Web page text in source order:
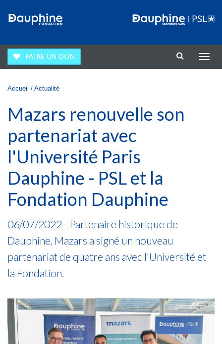
FAIRE UN DON
la
Vous êtes ici
Accueil / Actualité
Mazars renouvelle son
partenariat avec
l'Université Paris
Dauphine - PSL et la
Fondation Dauphine
06/07/2022 - Partenaire historique de
Dauphine, Mazars a signé un nouveau
partenariat de quatre ans avec l'Université et
la Fondation.